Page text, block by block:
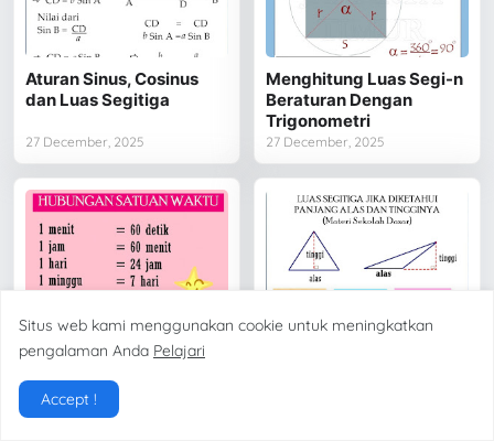
Aturan Sinus, Cosinus
dan Luas Segitiga
27 December, 2025
Menghitung Luas Segi-n
Beraturan Dengan
Trigonometri
27 December, 2025
Hubungan Satuan
Waktu, Panjang, Berat
dan Kuantitas
27 December, 2025
Pelajaran Matematika
Situs web kami menggunakan cookie untuk meningkatkan
pengalaman Anda Pelajari
Accept !